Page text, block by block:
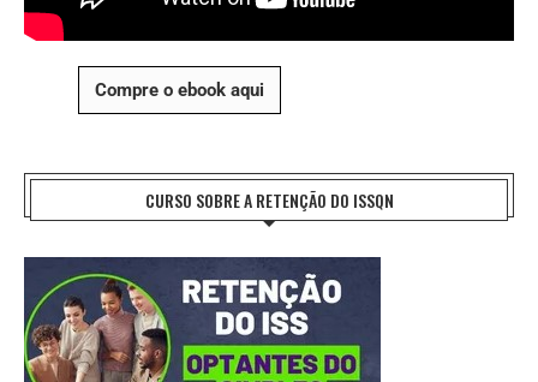
Compre o ebook aqui
CURSO SOBRE A RETENÇÃO DO ISSQN